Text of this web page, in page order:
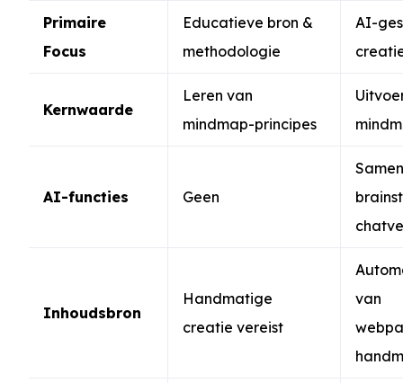
Primaire
Focus
Educatieve bron &
methodologie
AI-
Kernwaarde
Leren van
mindmap-principes
AI-functies Geen
Inhoudsbron
Handmatige
creatie vereist
van